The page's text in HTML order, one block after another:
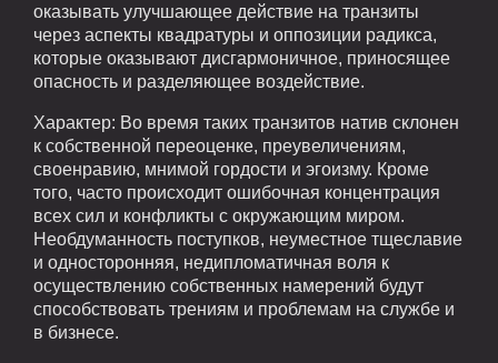
оказывать улучшающее действие на транзиты
через аспекты квадратуры и оппозиции радикса,
которые оказывают дисгармоничное, приносящее
опасность и разделяющее воздействие.
Характер: Во время таких транзитов натив склонен
к собственной переоценке, преувеличениям,
своенравию, мнимой гордости и эгоизму. Кроме
того, часто происходит ошибочная концентрация
всех сил и конфликты с окружающим миром.
Необдуманность поступков, неуместное тщеславие
и односторонняя, недипломатичная воля к
осуществлению собственных намерений будут
способствовать трениям и проблемам на службе и
в бизнесе.